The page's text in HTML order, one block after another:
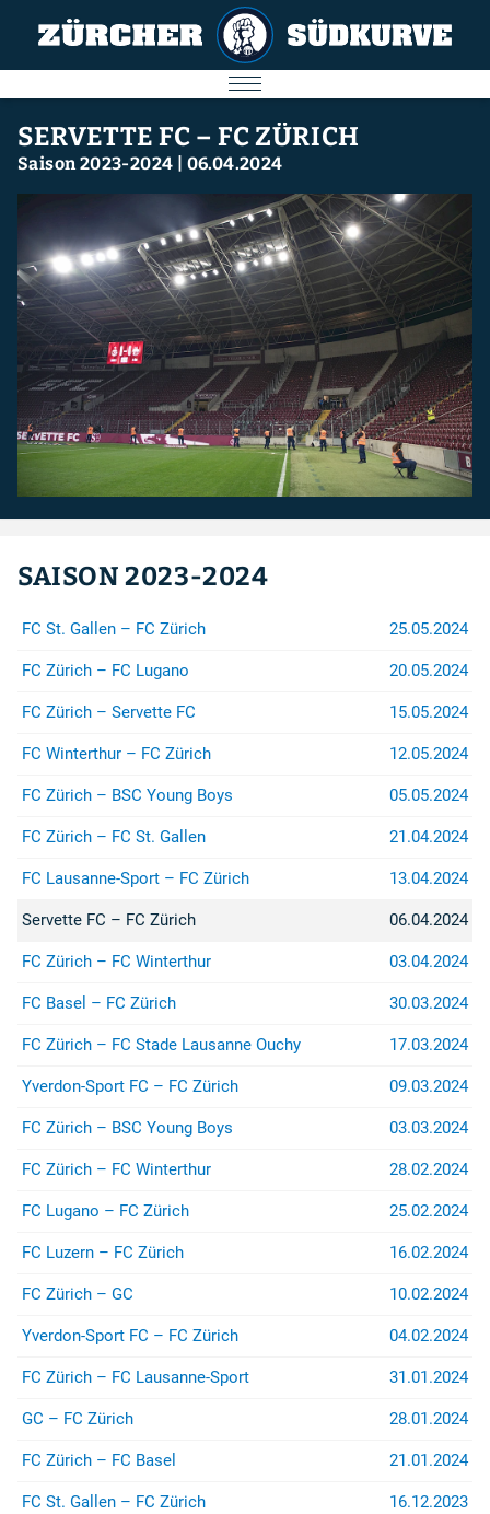
AKTUELL
SPIELE
SÜDKURVE
FC ZÜRICH
IMPRESSUM
Nächstes Spiel
09.08.2026
FC Lugano
Empfänger
8000 Zürich
Bei Fragen betreffend Repression
Rayonverboten) könnt ihr über
aufnehmen.
SERVETTE FC – FC ZÜRICH
Saison 2023-2024 06.04.2024
SAISON 2023-2024
FC St. Gallen – FC Zürich 25.05.2024
FC Zürich – FC Lugano 20.05.2024
FC Zürich – Servette FC 15.05.2024
FC Winterthur – FC Zürich 12.05.2024
FC Zürich – BSC Young Boys 05.05.2024
FC Zürich – FC St. Gallen 21.04.2024
FC Lausanne-Sport – FC Zürich 13.04.2024
Servette FC – FC Zürich 06.04.2024
FC Zürich – FC Winterthur 03.04.2024
FC Basel – FC Zürich 30.03.2024
FC Zürich – FC Stade Lausanne Ouchy 17.03.2024
Yverdon-Sport FC – FC Zürich 09.03.2024
FC Zürich – BSC Young Boys 03.03.2024
FC Zürich – FC Winterthur 28.02.2024
FC Lugano – FC Zürich 25.02.2024
FC Luzern – FC Zürich 16.02.2024
FC Zürich – GC 10.02.2024
Yverdon-Sport FC – FC Zürich 04.02.2024
FC Zürich – FC Lausanne-Sport 31.01.2024
GC – FC Zürich 28.01.2024
FC Zürich – FC Basel 21.01.2024
FC St. Gallen – FC Zürich 16.12.2023